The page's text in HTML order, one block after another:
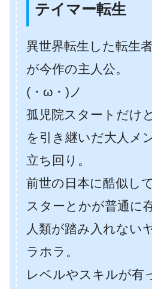
テイマー転生
異世界転生した転生
が今作の主人公。
(・ω・)ノ
孤児院スタートだけ
を引き継いだ大人メ
立ち回り。
前世の日本に酷似し
スターとかが普通に
人類が踏み入れない
ラホラ。
レベルやスキルが有